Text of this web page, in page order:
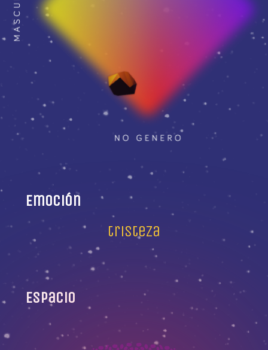
Emoción
tristeza
Espacio